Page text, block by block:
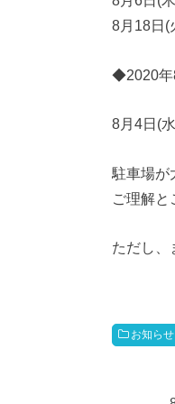
8月18日(
◆2020年
8月4日(
駐車場が
ご理解と
ただし、
お知らせ